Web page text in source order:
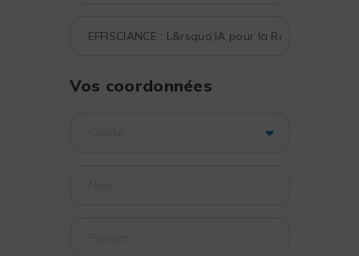
Vos coordonnées